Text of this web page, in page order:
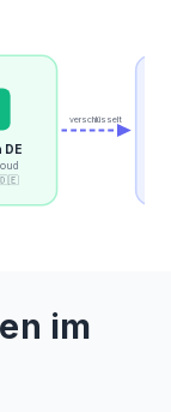
DE
🇩🇪
verschlüsselt
im